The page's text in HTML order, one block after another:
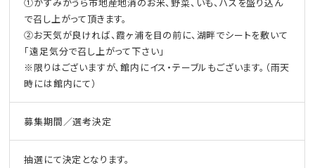
で召し上がって頂きます。
②お天気が良ければ、霞ヶ浦を目の前に、湖畔でシートを敷いて
「遠足気分で召し上がって下さい」
※限りはございますが、館内にイス・テーブルもございます。（雨天
時には館内にて）
募集期間／選考決定
抽選にて決定となります。